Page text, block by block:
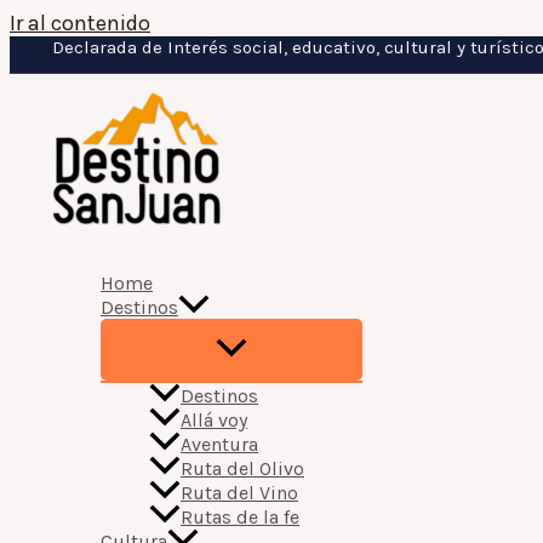
Ir al contenido
Declarada de Interés social, educativo, cultural y
Home
Destinos
Destinos
Allá voy
Aventura
Ruta del Olivo
Ruta del Vino
Rutas de la fe